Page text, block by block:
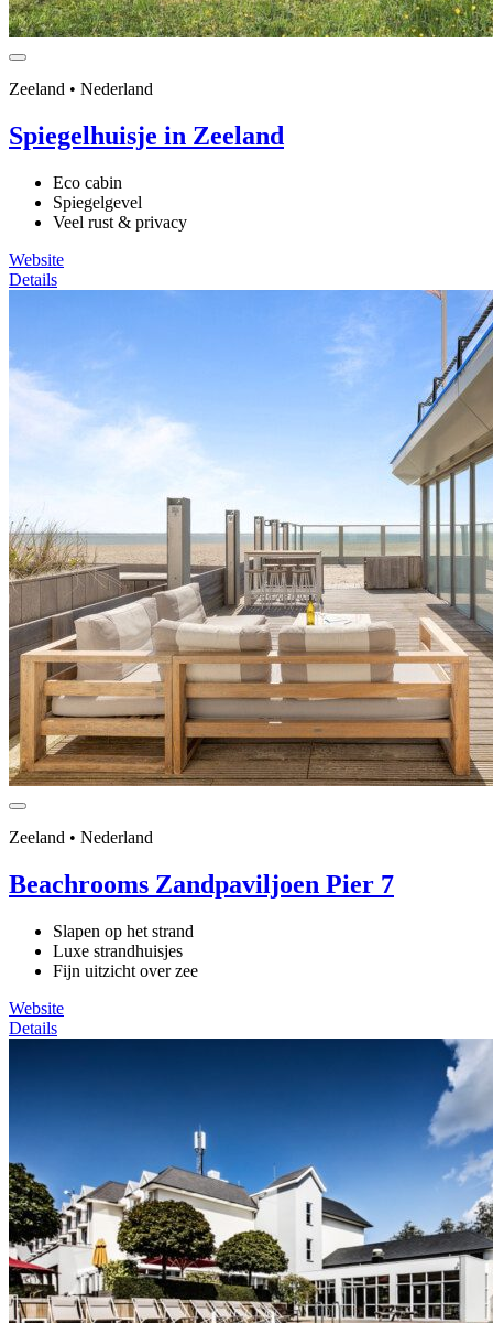
Zeeland • Nederland
Spiegelhuisje in Zeeland
Eco cabin
Spiegelgevel
Veel rust & privacy
Website
Details
Zeeland • Nederland
Beachrooms Zandpaviljoen Pier 7
Slapen op het strand
Luxe strandhuisjes
Fijn uitzicht over zee
Website
Details